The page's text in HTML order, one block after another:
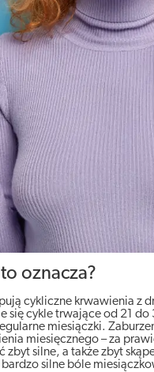
oznacza?
cykliczne krwawienia z
cykle trwające od 21 do
miesiączki.
miesięcznego – za
silne, a także zbyt
silne bóle